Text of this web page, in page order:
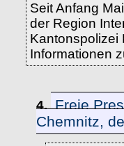
Seit Anfang
der Region
Kantonspolizei
Informationen
4. Freie
Chemnitz,